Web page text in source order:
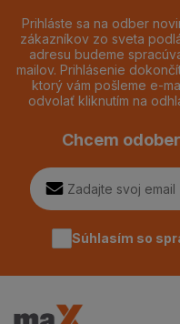
Prihláste sa na odber
zákazníkov zo sveta
adresu budeme
mailov. Prihlásenie
ktorý vám pošleme e-
odvolať kliknutím na
Chcem
Súhlasím so